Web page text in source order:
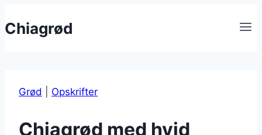
til
Chiagrød
Grød Opskrifter
Chiagrød med hvid